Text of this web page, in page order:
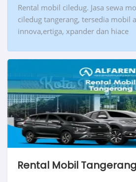
Rental mobil ciledug. Jasa sewa
ciledug tangerang, tersedia mobil
innova,ertiga, xpander dan hiace
Rental Mobil Tangerang